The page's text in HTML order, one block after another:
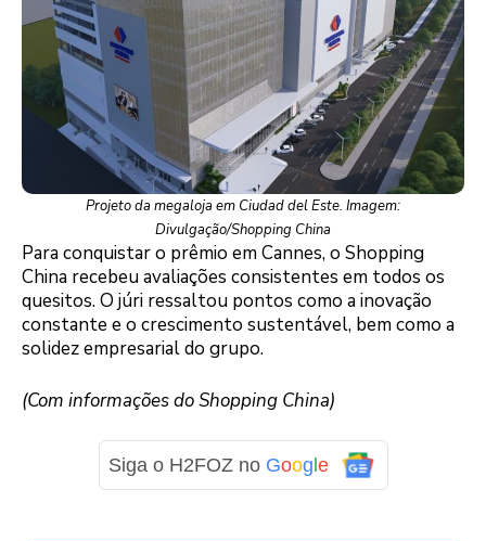
Projeto da megaloja em Ciudad del Este. Imagem:
Divulgação/Shopping China
Para conquistar o prêmio em Cannes, o Shopping
China recebeu avaliações consistentes em todos os
quesitos. O júri ressaltou pontos como a inovação
constante e o crescimento sustentável, bem como a
solidez empresarial do grupo.
(Com informações do Shopping China)
Siga o H2FOZ no Goog e